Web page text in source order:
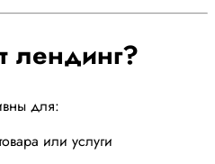
лендинг?
для:
или услуги